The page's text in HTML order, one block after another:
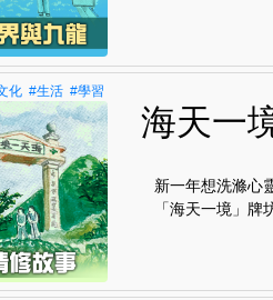
化 #生活 #學習
海天一
新一年想洗滌心
「海天一境」